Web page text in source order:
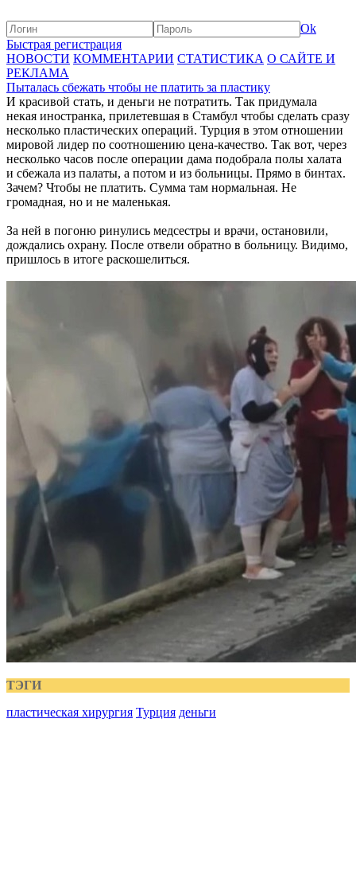
Ok
Быстрая регистрация
НОВОСТИ КОММЕНТАРИИ СТАТИСТИКА О САЙТЕ И
РЕКЛАМА
Пыталась сбежать чтобы не платить за пластику
И красивой стать, и деньги не потратить. Так придумала
некая иностранка, прилетевшая в Стамбул чтобы сделать сразу
несколько пластических операций. Турция в этом отношении
мировой лидер по соотношению цена-качество. Так вот, через
несколько часов после операции дама подобрала полы халата
и сбежала из палаты, а потом и из больницы. Прямо в бинтах.
Зачем? Чтобы не платить. Сумма там нормальная. Не
громадная, но и не маленькая.
За ней в погоню ринулись медсестры и врачи, остановили,
дождались охрану. После отвели обратно в больницу. Видимо,
пришлось в итоге раскошелиться.
ТЭГИ
пластическая хирургия Турция деньги